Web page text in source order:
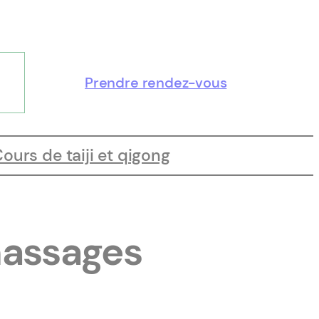
Prendre rendez-vous
de taiji et qigong